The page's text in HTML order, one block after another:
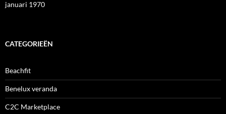
januari 1970
CATEGORIEËN
Beachfit
Benelux veranda
C2C Marketplace